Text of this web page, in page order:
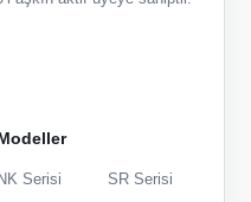
NK Serisi
SR Serisi